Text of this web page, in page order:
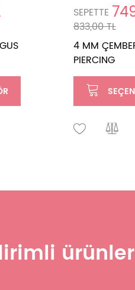
SEPETTE
833,00 TL
4 MM
PIERCING